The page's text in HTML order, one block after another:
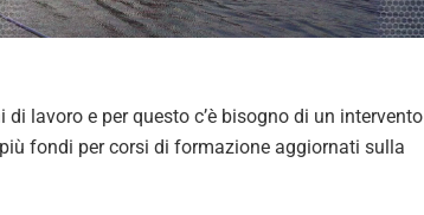
V
dlavoro e per questo c’è bisogno di un intervento
fondi per corsi di formazione aggiornati sulla